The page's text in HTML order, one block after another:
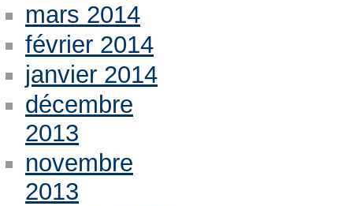
mars 2014
février 2014
janvier 2014
décembre
2013
novembre
2013